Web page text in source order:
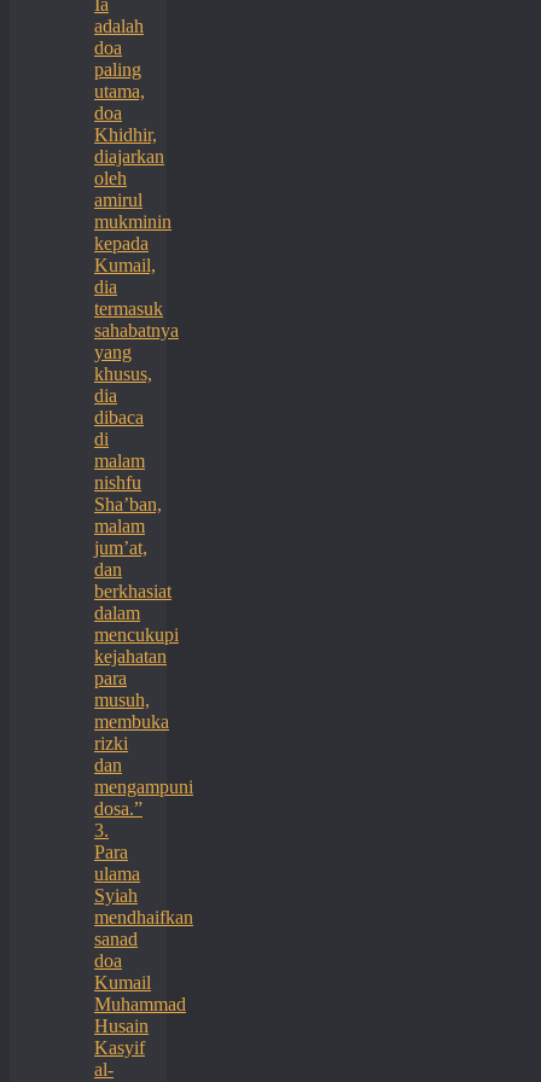
Ia
adalah
doa
paling
utama,
doa
Khidhir,
diajarkan
oleh
amirul
mukminin
kepada
Kumail,
dia
termasuk
sahabatnya
yang
khusus,
dia
dibaca
di
malam
nishfu
Sha’ban,
malam
jum’at,
dan
berkhasiat
dalam
mencukupi
kejahatan
para
musuh,
membuka
rizki
dan
mengampuni
dosa.”
3.
Para
ulama
Syiah
mendhaifkan
sanad
doa
Kumail
Muhammad
Husain
Kasyif
al-